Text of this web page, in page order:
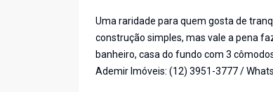
Uma raridade para quem gosta de
construção simples, mas vale a pena
banheiro, casa do fundo com 3
Ademir Imóveis: (12) 3951-3777 /